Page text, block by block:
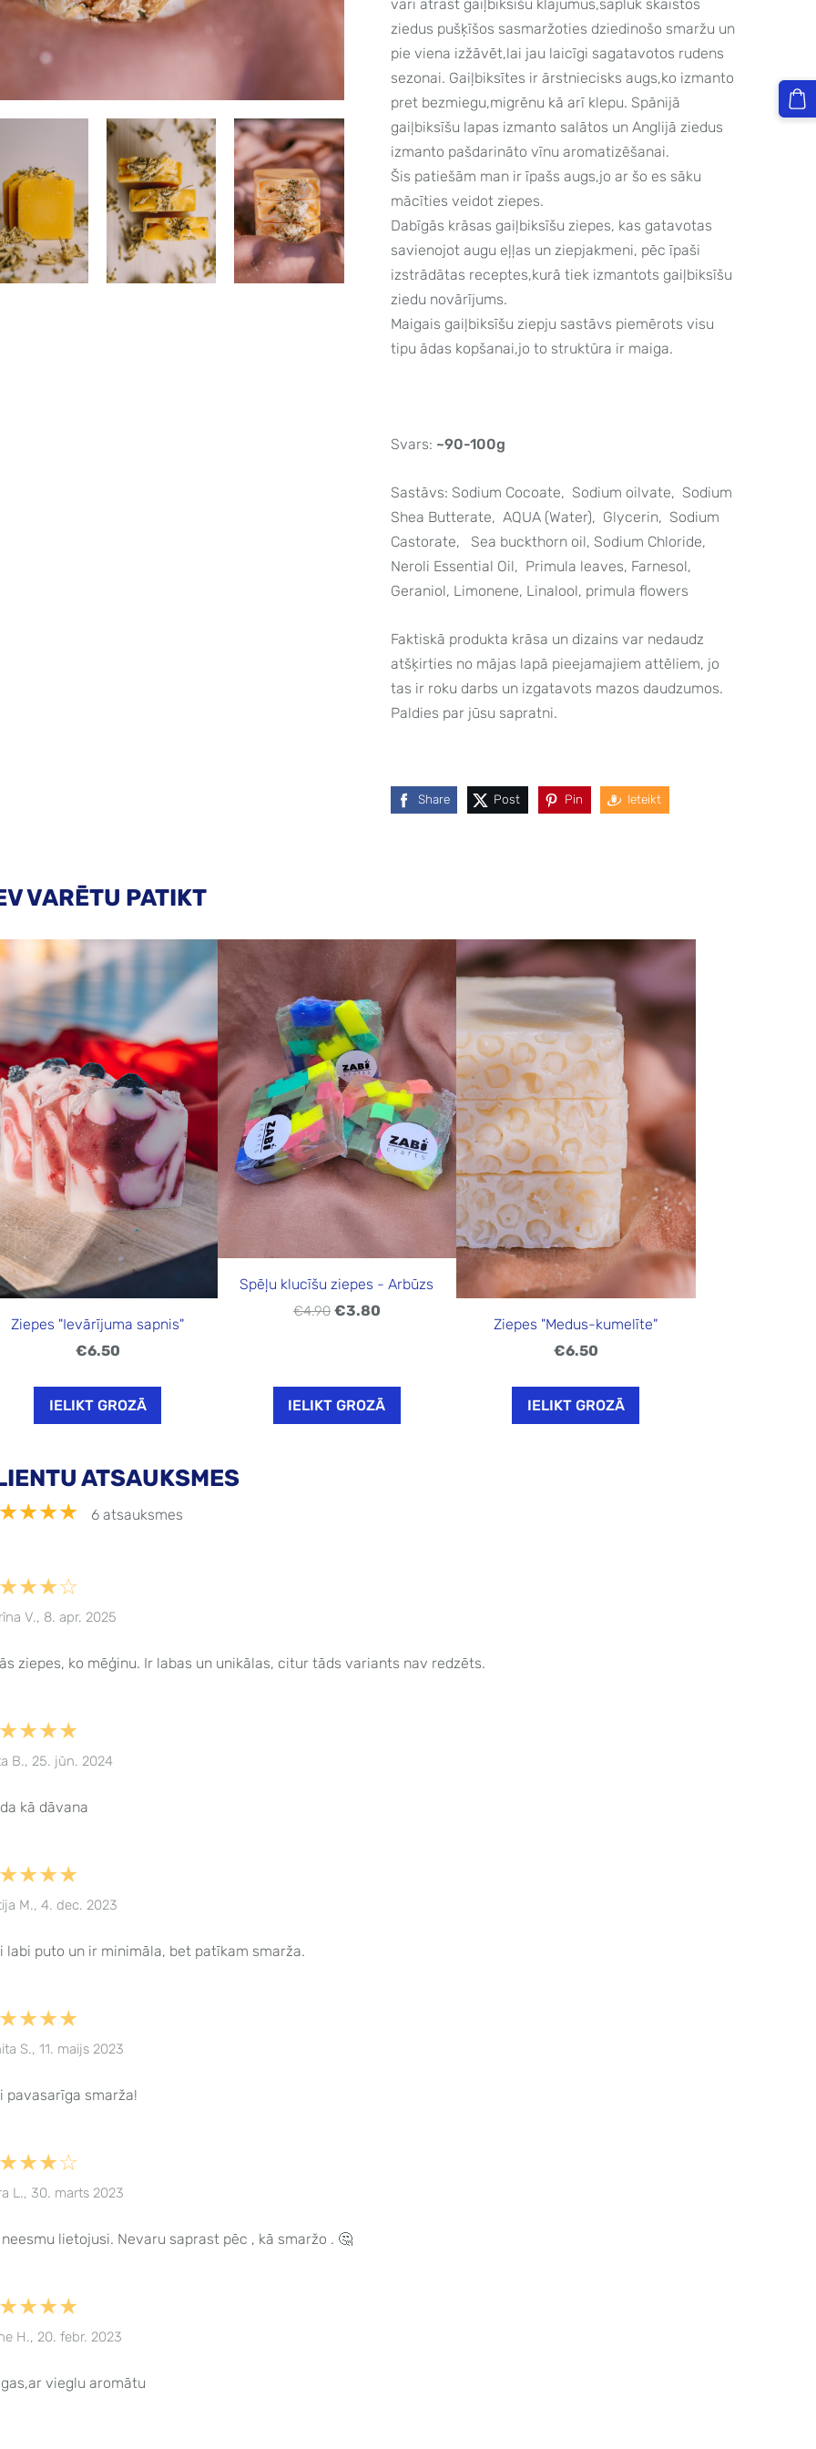
vari atrast gaiļbiksīšu klajumus,saplūk skaistos
ziedus pušķīšos sasmaržoties dziedinošo smaržu un
pie viena izžāvēt,lai jau laicīgi sagatavotos rudens
sezonai. Gaiļbiksītes ir ārstniecisks augs,ko izmanto
pret bezmiegu,migrēnu kā arī klepu. Spānijā
gaiļbiksīšu lapas izmanto salātos un Anglijā ziedus
izmanto pašdarināto vīnu aromatizēšanai.
Šis patiešām man ir īpašs augs,jo ar šo es sāku
mācīties veidot ziepes.
Dabīgās krāsas gaiļbiksīšu ziepes, kas gatavotas
savienojot augu eļļas un ziepjakmeni, pēc īpaši
izstrādātas receptes,kurā tiek izmantots gaiļbiksīšu
ziedu novārījums.
Maigais gaiļbiksīšu ziepju sastāvs piemērots visu
tipu ādas kopšanai,jo to struktūra ir maiga.
Svars: ~90-100g
Sastāvs: Sodium Cocoate, Sodium oilvate, Sodium
Shea Butterate, AQUA (Water), Glycerin, Sodium
Castorate, Sea buckthorn oil, Sodium Chloride,
Neroli Essential Oil, Primula leaves, Farnesol,
Geraniol, Limonene, Linalool, primula flowers
Faktiskā produkta krāsa un dizains var nedaudz
atšķirties no mājas lapā pieejamajiem attēliem, jo
tas ir roku darbs un izgatavots mazos daudzumos.
Paldies par jūsu sapratni.
Share Post Pin Ieteikt
VARĒTU PATIKT
Ziepes "Ievārījuma sapnis"
€6.50
IELIKT GROZĀ
Spēļu klucīšu ziepes - Arbūzs
€4.90 €3.80
IELIKT GROZĀ
Ziepes "Medus-kumelīte"
€6.50
IELIKT GROZĀ
ATSAUKSMES
6 atsauksmes
V., 8. apr. 2025
ziepes, ko mēģinu. Ir labas un unikālas, citur tāds variants nav redzēts.
B., 25. jūn. 2024
kā dāvana
M., 4. dec. 2023
labi puto un ir minimāla, bet patīkam smarža.
S., 11. maijs 2023
pavasarīga smarža!
L., 30. marts 2023
neesmu lietojusi. Nevaru saprast pēc , kā smaržo . 🤔
H., 20. febr. 2023
vieglu aromātu